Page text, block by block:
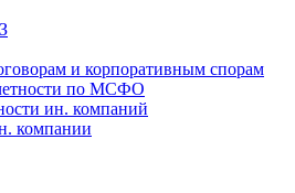
и корпоративным спорам
по МСФО
ин. компаний
компании